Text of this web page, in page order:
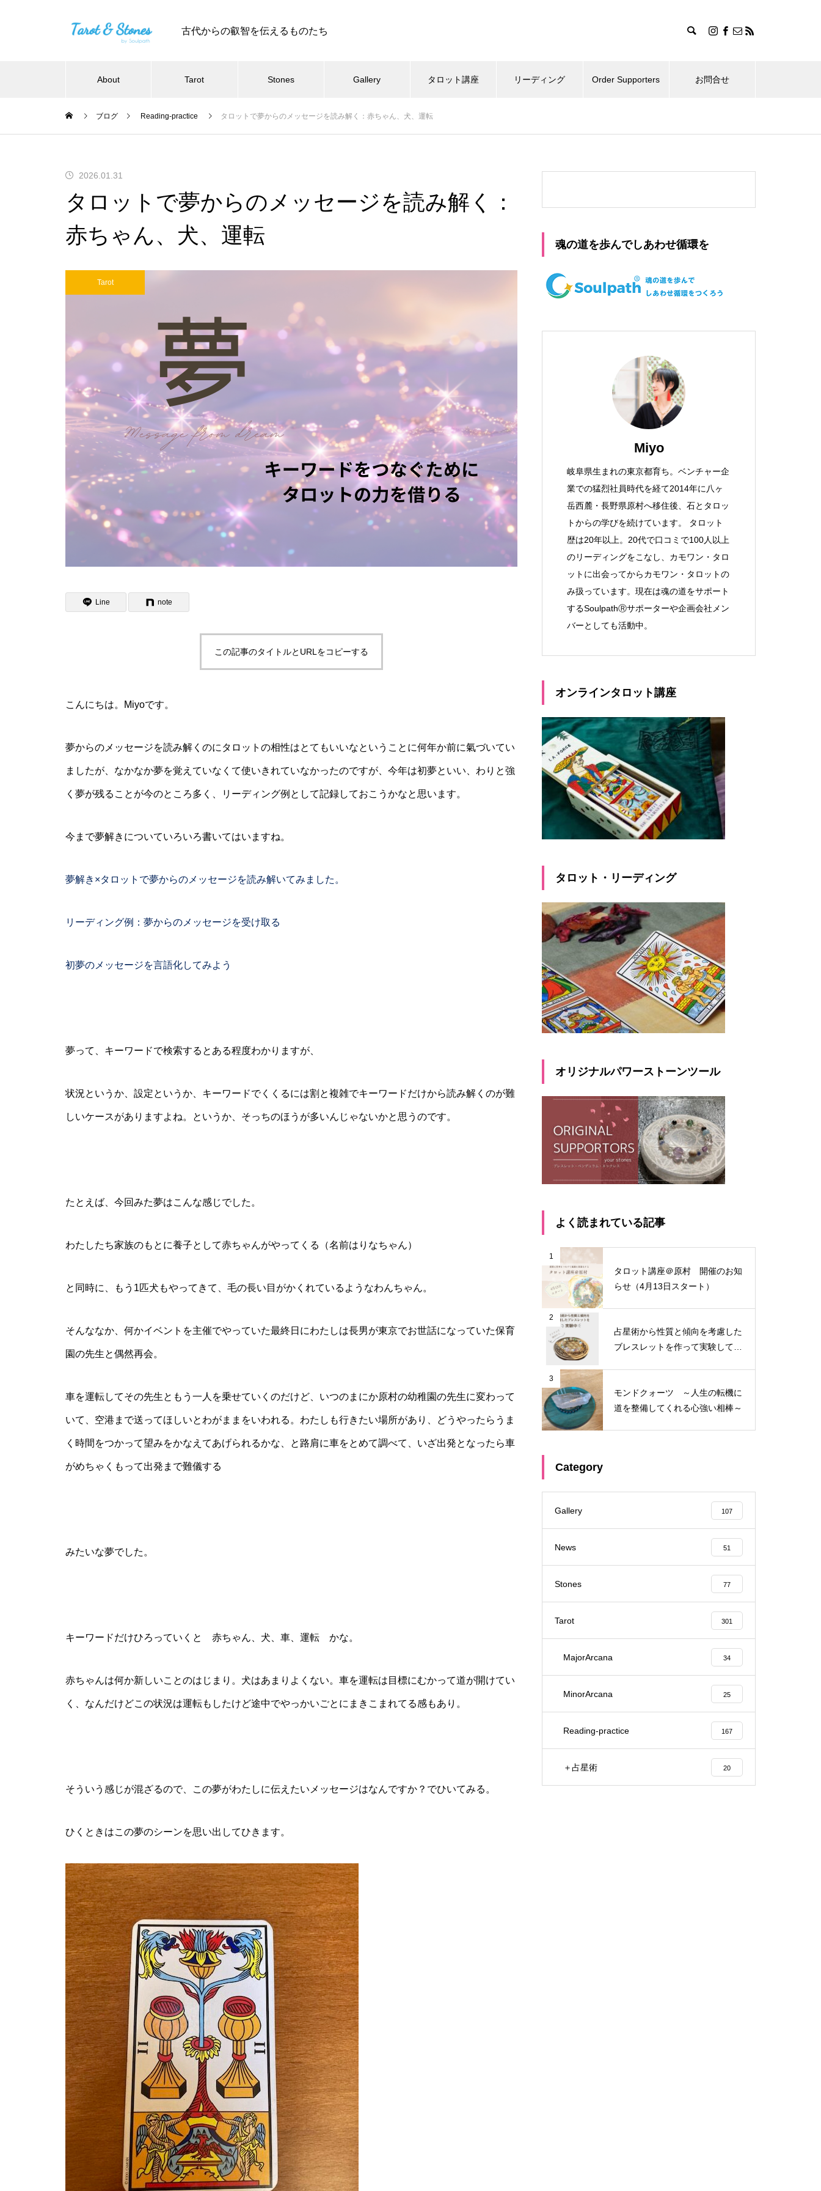
古代からの叡智を伝えるものたち
About Tarot Stones Gallery タロット講座 リーディング Order Supporters お問合せ
ブログ Reading-practice タロットで夢からのメッセージを読み解く：赤ちゃん、犬、運転
2026.01.31
タロットで夢からのメッセージを読み解く：
赤ちゃん、犬、運転
Tarot
Line note
この記事のタイトルとURLをコピーする
こんにちは。Miyoです。
夢からのメッセージを読み解くのにタロットの相性はとてもいいなということに何年か前に氣づいてい
ましたが、なかなか夢を覚えていなくて使いきれていなかったのですが、今年は初夢といい、わりと強
く夢が残ることが今のところ多く、リーディング例として記録しておこうかなと思います。
今まで夢解きについていろいろ書いてはいますね。
夢解き×タロットで夢からのメッセージを読み解いてみました。
リーディング例：夢からのメッセージを受け取る
初夢のメッセージを言語化してみよう
夢って、キーワードで検索するとある程度わかりますが、
状況というか、設定というか、キーワードでくくるには割と複雑でキーワードだけから読み解くのが難
しいケースがありますよね。というか、そっちのほうが多いんじゃないかと思うのです。
たとえば、今回みた夢はこんな感じでした。
わたしたち家族のもとに養子として赤ちゃんがやってくる（名前はりなちゃん）
と同時に、もう1匹犬もやってきて、毛の長い目がかくれているようなわんちゃん。
そんななか、何かイベントを主催でやっていた最終日にわたしは長男が東京でお世話になっていた保育
園の先生と偶然再会。
車を運転してその先生ともう一人を乗せていくのだけど、いつのまにか原村の幼稚園の先生に変わって
いて、空港まで送ってほしいとわがままをいわれる。わたしも行きたい場所があり、どうやったらうま
く時間をつかって望みをかなえてあげられるかな、と路肩に車をとめて調べて、いざ出発となったら車
がめちゃくもって出発まで難儀する
みたいな夢でした。
キーワードだけひろっていくと 赤ちゃん、犬、車、運転 かな。
赤ちゃんは何か新しいことのはじまり。犬はあまりよくない。車を運転は目標にむかって道が開けてい
く、なんだけどこの状況は運転もしたけど途中でやっかいごとにまきこまれてる感もあり。
そういう感じが混ざるので、この夢がわたしに伝えたいメッセージはなんですか？でひいてみる。
ひくときはこの夢のシーンを思い出してひきます。
魂の道を歩んでしあわせ循環を
Miyo
岐阜県生まれの東京都育ち。ベンチャー企
業での猛烈社員時代を経て2014年に八ヶ
岳西麓・長野県原村へ移住後、石とタロッ
トからの学びを続けています。 タロット
歴は20年以上。20代で口コミで100人以上
のリーディングをこなし、カモワン・タロ
ットに出会ってからカモワン・タロットの
み扱っています。現在は魂の道をサポート
するSoulpathⓇサポーターや企画会社メン
バーとしても活動中。
オンラインタロット講座
タロット・リーディング
オリジナルパワーストーンツール
よく読まれている記事
1
タロット講座＠原村 開催のお知
らせ（4月13日スタート）
2
占星術から性質と傾向を考慮した
ブレスレットを作って実験してみ
3
モンドクォーツ ～人生の転機に
道を整備してくれる心強い相棒～
Category
Gallery 107
News 51
Stones 77
Tarot 301
MajorArcana 34
MinorArcana 25
Reading-practice 167
＋占星術 20